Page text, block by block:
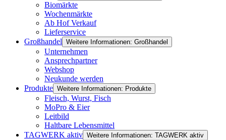
Biomärkte
Wochenmärkte
Ab Hof Verkauf
Lieferservice
Großhandel Weitere Informationen: Großhandel
Unternehmen
Ansprechpartner
Webshop
Neukunde werden
Produkte Weitere Informationen: Produkte
Fleisch, Wurst, Fisch
MoPro & Eier
Leitbild
Haltbare Lebensmittel
TAGWERK aktiv Weitere Informationen: TAGWERK aktiv